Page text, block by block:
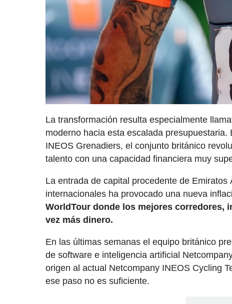
La transformación resulta especialmente
moderno hacia esta escalada
INEOS Grenadiers, el conjunto británico
talento con una capacidad financiera muy
La entrada de capital procedente de
internacionales ha provocado una nueva
WorldTour donde los mejores corredores,
vez más dinero.
En las últimas semanas el equipo británico
de software e inteligencia artificial
origen al actual Netcompany INEOS Cycling
ese paso no es suficiente.